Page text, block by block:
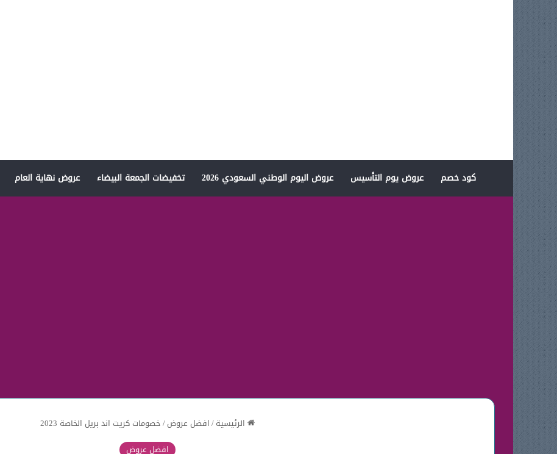
كود خصم عروض يوم التأسيس عروض اليوم الوطني السعودي 2026 تخفيضات الجمعة البيضاء عروض نهاية العام
الرئيسية/افضل عروض/خصومات كريت اند بريل الخاصة 2023
افضل عروض